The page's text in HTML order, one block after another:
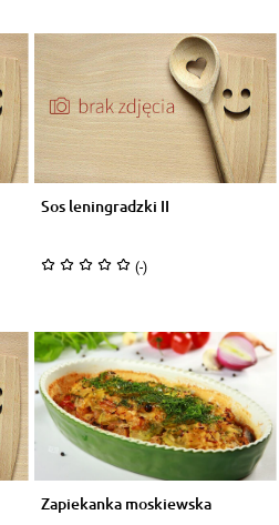
Sos leningradzki II
(-)
Zapiekanka moskiewska